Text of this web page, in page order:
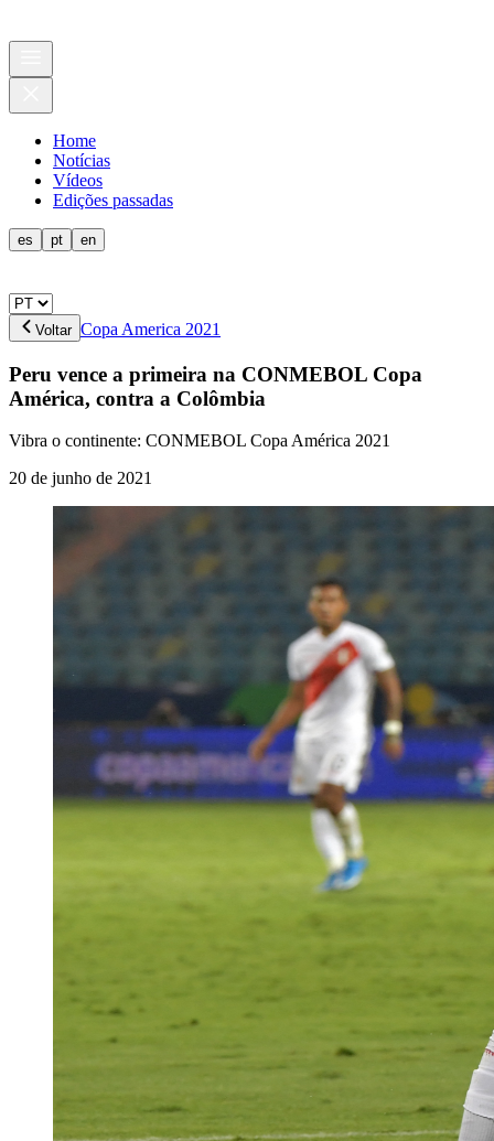
Home
Notícias
Vídeos
Edições passadas
es pt en
Voltar Copa America 2021
Peru vence a primeira na CONMEBOL Copa
América, contra a Colômbia
Vibra o continente: CONMEBOL Copa América 2021
20 de junho de 2021